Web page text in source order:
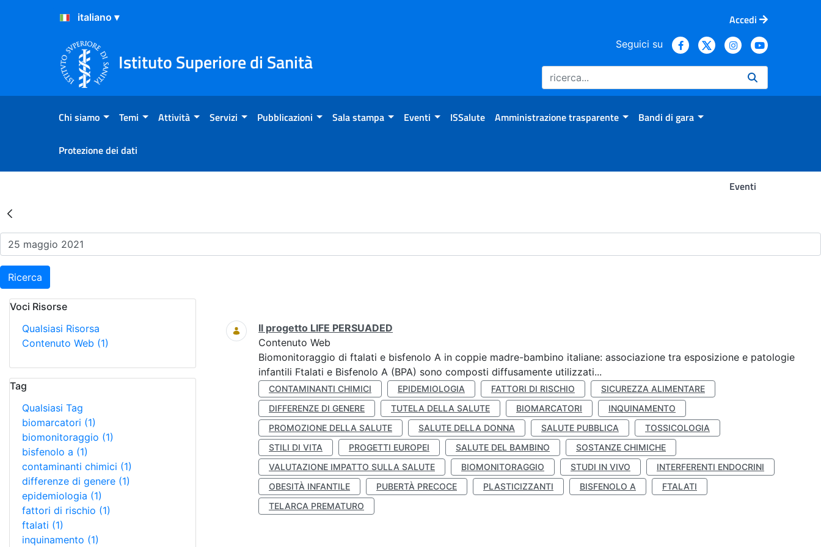
Salta al Contenuto
Salta al Footer
Accedi
Istituto Superiore di Sanità
Seguici su
Chi siamo Temi Attività Servizi Pubblicazioni Sala stampa Eventi ISSalute Amministrazione trasparente Bandi di gara
Protezione dei dati
Eventi
Risultati della Ricerca - Eventi
Ricerca
Voci Risorse
Qualsiasi Risorsa
Contenuto Web (1)
Tag
Qualsiasi Tag
biomarcatori (1)
biomonitoraggio (1)
bisfenolo a (1)
contaminanti chimici (1)
differenze di genere (1)
epidemiologia (1)
fattori di rischio (1)
ftalati (1)
inquinamento (1)
Ricerca
Il progetto LIFE PERSUADED
Contenuto Web
Biomonitoraggio di ftalati e bisfenolo A in coppie madre-bambino italiane: associazione tra esposizione e patologie
infantili Ftalati e Bisfenolo A (BPA) sono composti diffusamente utilizzati...
CONTAMINANTI CHIMICI EPIDEMIOLOGIA FATTORI DI RISCHIO
SICUREZZA ALIMENTARE
DIFFERENZE DI GENERE
TUTELA DELLA SALUTE BIOMARCATORI
INQUINAMENTO
PROMOZIONE DELLA SALUTE
SALUTE DELLA DONNA SALUTE PUBBLICA
TOSSICOLOGIA
STILI DI VITA
PROGETTI EUROPEI SALUTE DEL BAMBINO
SOSTANZE CHIMICHE
VALUTAZIONE IMPATTO SULLA SALUTE
BIOMONITORAGGIO STUDI IN VIVO
INTERFERENTI ENDOCRINI
OBESITÀ INFANTILE
PUBERTÀ PRECOCE PLASTICIZZANTI BISFENOLO A
FTALATI
TELARCA PREMATURO